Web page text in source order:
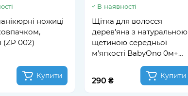
ножиці
(ZP 002)
Купити
В наявності
Щітка для волосся
дерев'яна з натуральною
щетиною середньої
м'ягкості BabyOno 0м+
290 ₴
Купити